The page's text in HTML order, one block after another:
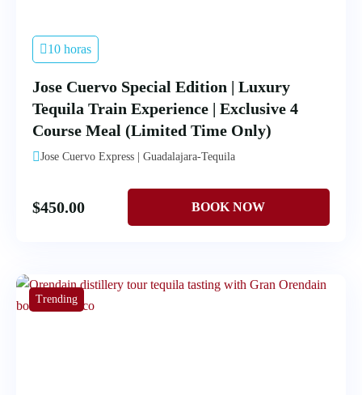
10 horas
Jose Cuervo Special Edition | Luxury
Tequila Train Experience | Exclusive 4
Course Meal (Limited Time Only)
Jose Cuervo Express | Guadalajara-Tequila
$450.00
Trending